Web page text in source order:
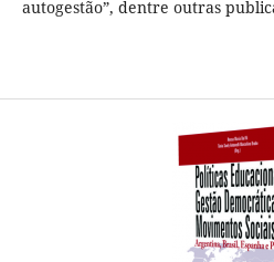
autogestão”, dentre outras